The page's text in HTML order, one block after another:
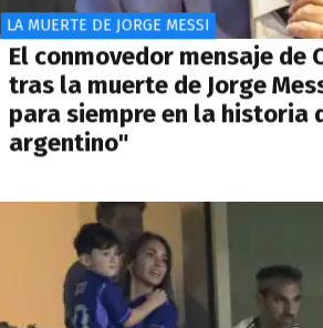
LA MUERTE DE JORGE MESSI
El conmovedor mensaje de
tras la muerte de Jorge
para siempre en la historia
argentino"